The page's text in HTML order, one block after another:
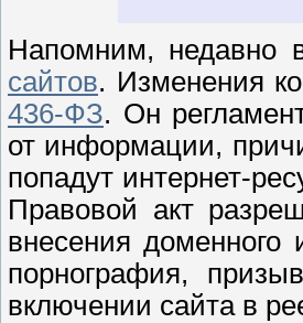
Напомним, недавно
сайтов. Изменения
436-ФЗ. Он
от информации,
попадут интернет-
Правовой акт
внесения доменного
порнография,
включении сайта в